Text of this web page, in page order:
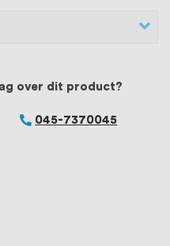
over dit product?
045-7370045